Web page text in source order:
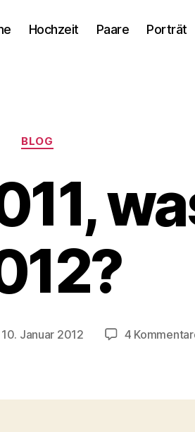
Hochzeit Paare Porträt
Kategorien
BLOG
10. Januar 2012 4